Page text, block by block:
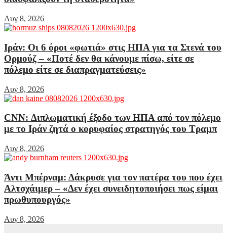
Αυγ 8, 2026
Ιράν: Οι 6 όροι «φωτιά» στις ΗΠΑ για τα Στενά του
Ορμούζ – «Ποτέ δεν θα κάνουμε πίσω, είτε σε
πόλεμο είτε σε διαπραγματεύσεις»
Αυγ 8, 2026
CNN: Διπλωματική έξοδο των ΗΠΑ από τον πόλεμο
με το Ιράν ζητά ο κορυφαίος στρατηγός του Τραμπ
Αυγ 8, 2026
Άντι Μπέρναμ: Δάκρυσε για τον πατέρα του που έχει
Αλτσχάιμερ – «Δεν έχει συνειδητοποιήσει πως είμαι
πρωθυπουργός»
Αυγ 8, 2026